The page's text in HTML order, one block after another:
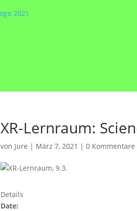
XR-Lernraum:
von Jure | März 7, 2021 |0 Kommentare
Details
Date: